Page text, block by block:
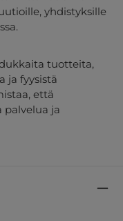
yhdistyksille
tuotteita,
ja fyysistä
että
palvelua ja